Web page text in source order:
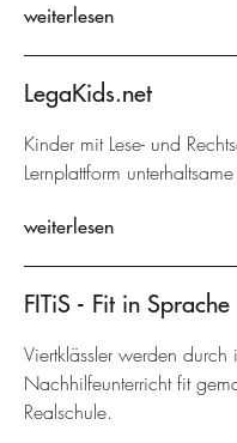
weiterlesen
LegaKids.net
Kinder mit Lese- und
Lernplattform
weiterlesen
FITiS - Fit in Sprache
Viertklässler werden durch
Nachhilfeunterricht fit
Realschule.